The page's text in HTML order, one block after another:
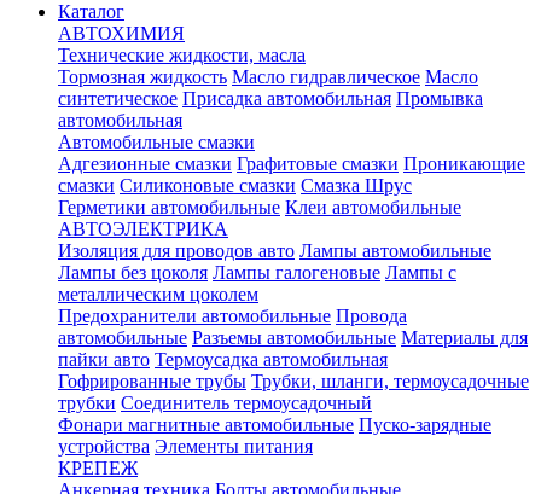
Каталог
АВТОХИМИЯ
Технические жидкости, масла
Тормозная жидкость Масло гидравлическое Масло
синтетическое Присадка автомобильная Промывка
автомобильная
Автомобильные смазки
Адгезионные смазки Графитовые смазки Проникающие
смазки Силиконовые смазки Смазка Шрус
Герметики автомобильные Клеи автомобильные
АВТОЭЛЕКТРИКА
Изоляция для проводов авто Лампы автомобильные
Лампы без цоколя Лампы галогеновые Лампы с
металлическим цоколем
Предохранители автомобильные Провода
автомобильные Разъемы автомобильные Материалы для
пайки авто Термоусадка автомобильная
Гофрированные трубы Трубки, шланги, термоусадочные
трубки Соединитель термоусадочный
Фонари магнитные автомобильные Пуско-зарядные
устройства Элементы питания
КРЕПЕЖ
Анкерная техника Болты автомобильные